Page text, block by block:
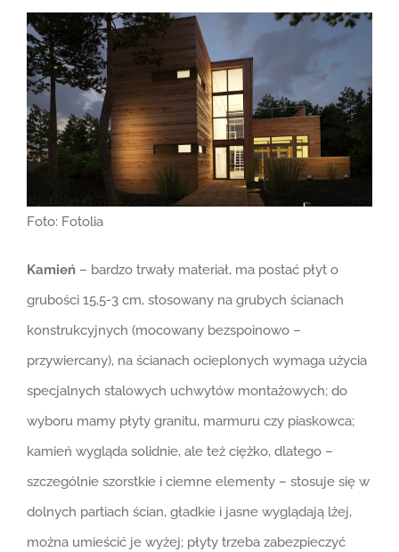
Foto: Fotolia
Kamień – bardzo trwały materiał, ma postać płyt o
grubości 15,5-3 cm, stosowany na grubych ścianach
konstrukcyjnych (mocowany bezspoinowo –
przywiercany), na ścianach ocieplonych wymaga użycia
specjalnych stalowych uchwytów montażowych; do
wyboru mamy płyty granitu, marmuru czy piaskowca;
kamień wygląda solidnie, ale też ciężko, dlatego –
szczególnie szorstkie i ciemne elementy – stosuje się w
dolnych partiach ścian, gładkie i jasne wyglądają lżej,
można umieścić je wyżej; płyty trzeba zabezpieczyć